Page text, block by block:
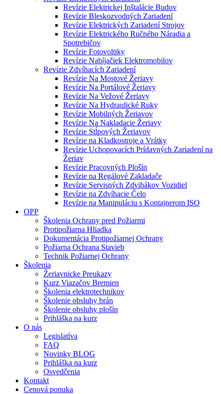
Revízie Elektrickej Inštalácie Budov
Revízie Bleskozvodných Zariadení
Revízie Elektrických Zariadení Strojov
Revízie Elektrického Ručného Náradia a
Spotrebičov
Revízie Fotovoltiky
Revízie Nabíjačiek Elektromobilov
Revízie Zdvíhacích Zariadení
Revízie Na Mostové Žeriavy
Revízie Na Portálové Žeriavy
Revízie Na Vežové Žeriavy
Revízie Na Hydraulické Ruky
Revízie Mobilných Žeriavov
Revízie Na Nakladacie Žeriavy
Revízie Stĺpových Žeriavov
Revízie na Kladkostroje a Vrátky
Revízie Uchopovacích Prídavných Zariadení na
Žeriav
Revízie Pracovných Plošín
Revízie na Regálové Zakladače
Revízie Servisných Zdvihákov Vozidiel
Revízie na Zdvíhacie Čelo
Revízie na Manipuláciu s Kontajnerom ISO
OPP
Školenia Ochrany pred Požiarmi
Protipožiarna Hliadka
Dokumentácia Protipožiarnej Ochrany
Požiarna Ochrana Stavieb
Technik Požiarnej Ochrany
Školenia
Žeriavnicke Preukazy
Kurz Viazačov Bremien
Školenia elektrotechnikov
Školenie obsluhy brán
Školenie obsluhy plošín
Prihláška na kurz
O nás
Legislatíva
FAQ
Novinky BLOG
Prihláška na kurz
Osvedčenia
Kontakt
Cenová ponuka